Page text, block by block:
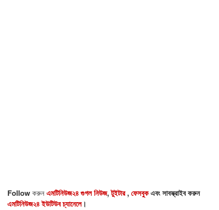
Followকরুনএমটিনিউজ২৪ গুগল নিউজ,টুইটার,ফেসবুকএবং সাবস্ক্রাইব করুন
এমটিনিউজ২৪ ইউটিউব চ্যানেলে।